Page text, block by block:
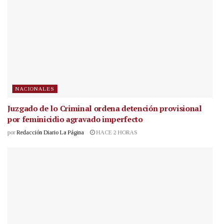
NACIONALES
Juzgado de lo Criminal ordena detención provisional
por feminicidio agravado imperfecto
por Redacción Diario La Página HACE 2 HORAS